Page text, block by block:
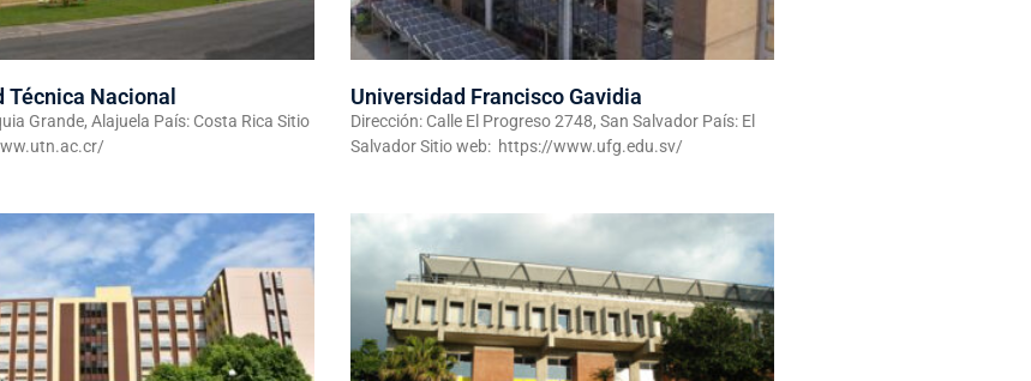
Técnica Nacional
Grande, Alajuela País: Costa Rica Sitio
Universidad Francisco Gavidia
Dirección: Calle El Progreso 2748, San Salvador País: El
Salvador Sitio web: https://www.ufg.edu.sv/